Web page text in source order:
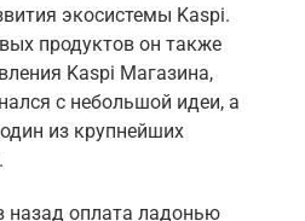
экосистемы Kaspi.
продуктов он также
Kaspi Магазина,
с небольшой идеи, а
из крупнейших
назад оплата ладонью